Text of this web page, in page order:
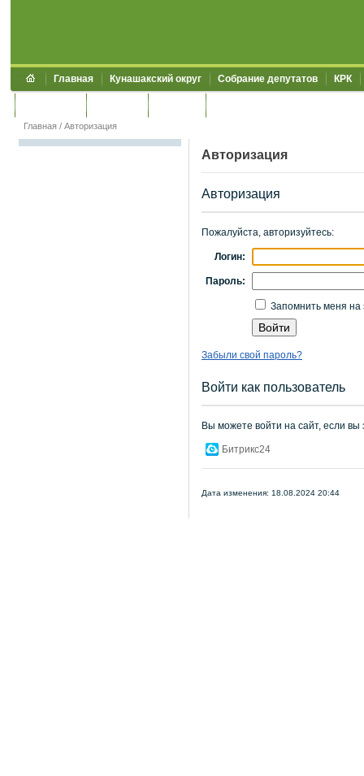
Главная Кунашакский округ Собрание депутатов КРК
Главная / Авторизация
Авторизация
Авторизация
Пожалуйста, авторизуйтесь:
Логин:
Пароль:
Запомнить меня на
Забыли свой пароль?
Войти как пользователь
Вы можете войти на сайт, если вы
Битрикс24
Дата изменения: 18.08.2024 20:44